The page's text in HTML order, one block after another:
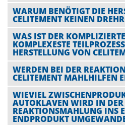
WARUM BENÖTIGT DIE
CELITEMENT KEINEN
WAS IST DER
KOMPLEXESTE
HERSTELLUNG VON
WERDEN BEI DER
CELITEMENT MAHLHILFEN
WIEVIEL
AUTOKLAVEN WIRD IN DER
REAKTIONSMAHLUNG INS
ENDPRODUKT